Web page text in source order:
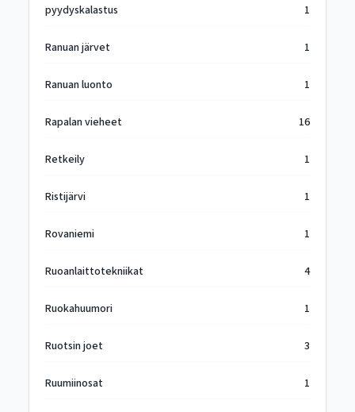
pyydyskalastus 1
Ranuan järvet 1
Ranuan luonto 1
Rapalan vieheet 16
Retkeily 1
Ristijärvi 1
Rovaniemi 1
Ruoanlaittotekniikat 4
Ruokahuumori 1
Ruotsin joet 3
Ruumiinosat 1